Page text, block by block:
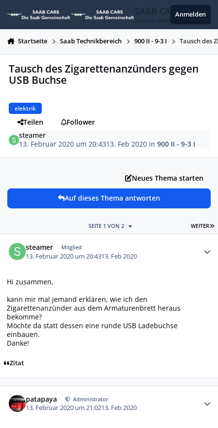
SAAB CARS
Die Saab Gemeinschaft
Anmelden
Startseite Saab Technikbereich 900 II - 9-3 I Tausch des
Tausch des Zigarettenanzünders gegen
USB Buchse
elektrik
Teilen
Follower
steamer
13. Februar 2020 um 20:4313. Feb 2020 in900 II - 9-3 I
Neues Thema starten
Auf dieses Thema antworten
WEITER
SEITE 1 VON 2
steamer Mitglied
13. Februar 2020 um 20:4313. Feb 2020
Hi zusammen,
kann mir mal jemand erklären, wie ich den
Zigarettenanzünder aus dem Armaturenbrett heraus
bekomme?
Möchte da statt dessen eine runde USB Ladebuchse
einbauen.
Danke!
Zitat
patapaya Administrator
13. Februar 2020 um 21:0213. Feb 2020